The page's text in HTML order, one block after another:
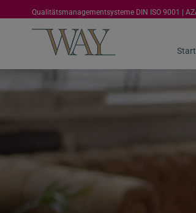
Qualitätsmanagementsysteme DIN ISO 9001 |
Start